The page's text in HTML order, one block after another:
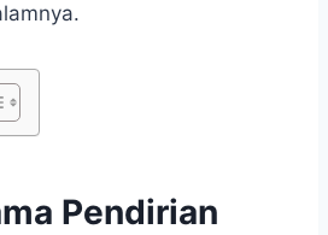
Pendirian